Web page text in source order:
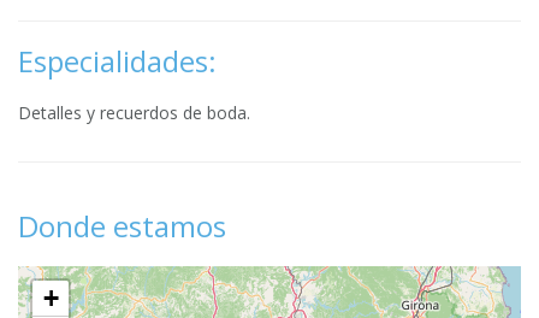
Especialidades:
Detalles y recuerdos de boda.
Donde estamos
+